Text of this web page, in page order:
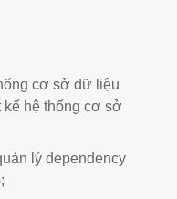
cơ sở dữ liệu
kế hệ thống cơ sở
lý dependency